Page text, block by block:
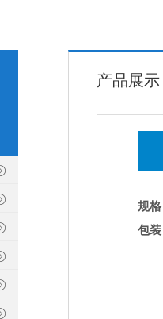
产品展示
规
包